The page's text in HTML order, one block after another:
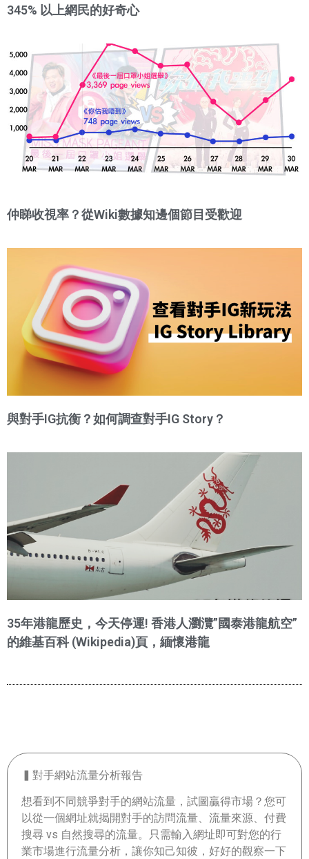
345% 以上網民的好奇心
仲睇收視率？從Wiki數據知邊個節目受歡迎
與對手IG抗衡？如何調查對手IG Story？
35年港龍歷史，今天停運! 香港人瀏灠”國泰港龍航空”
的維基百科 (Wikipedia)頁，緬懷港龍
▍對手網站流量分析報告
想看到不同競爭對手的網站流量，試圖贏得市場？您可
以從一個網址就揭開對手的訪問流量、流量來源、付費
搜尋 vs 自然搜尋的流量。只需輸入網址即可對您的行
業市場進行流量分析，讓你知己知彼，好好的觀察一下